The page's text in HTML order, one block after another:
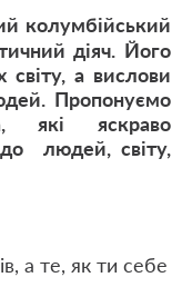
колумбійський
діяч. Його
світу, а вислови
Пропонуємо
які яскраво
людей, світу,
а те, як ти себе